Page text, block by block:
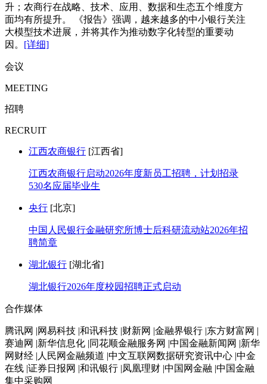
升；农商行在战略、技术、应用、数据和生态五个维度方
面均有所提升。 《报告》强调，越来越多的中小银行关注
大模型技术进展，并将其作为推动数字化转型的重要动
因。 [详细]
会议
MEETING
招聘
RECRUIT
江西农商银行 [江西省]
江西农商银行启动2026年度新员工招聘，计划招录
530名应届毕业生
央行 [北京]
中国人民银行金融研究所博士后科研流动站2026年招
聘简章
湖北银行 [湖北省]
湖北银行2026年度校园招聘正式启动
合作媒体
腾讯网 |网易科技 |和讯科技 |财新网 |金融界银行 |东方财富网 |
赛迪网 |新华信息化 |同花顺金融服务网 |中国金融新闻网 |新华
网财经 |人民网金融频道 |中文互联网数据研究资讯中心 |中金
在线 |证券日报网 |和讯银行 |凤凰理财 |中国网金融 |中国金融
集中采购网